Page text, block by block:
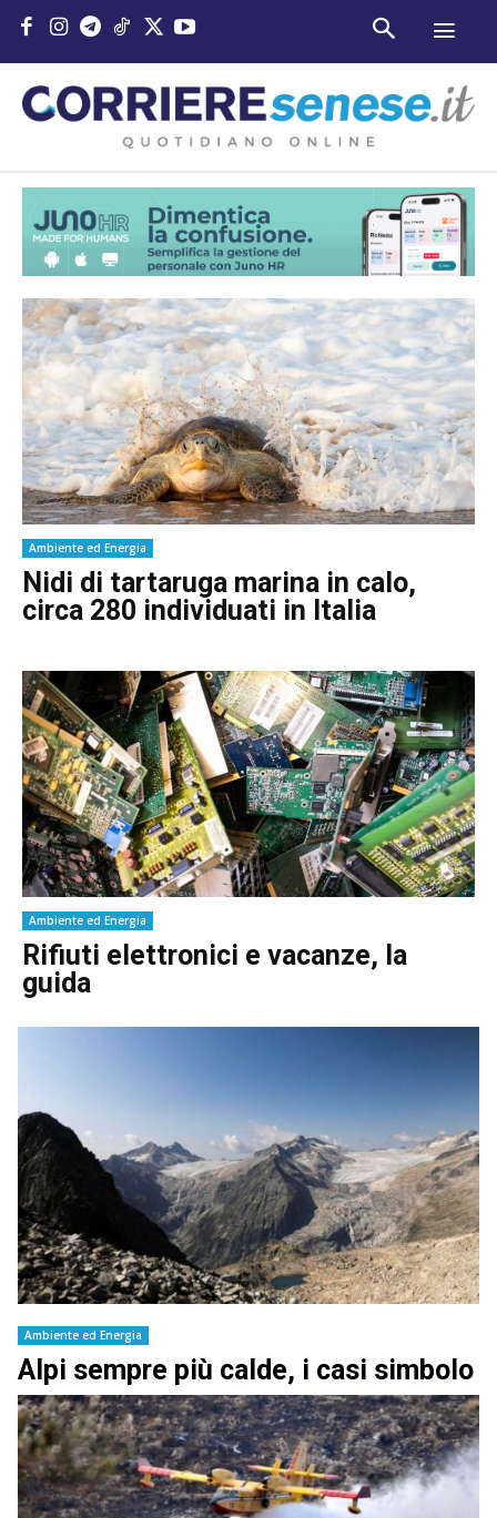
Ambiente ed Energia
Nidi di tartaruga marina in calo,
circa 280 individuati in Italia
Ambiente ed Energia
Rifiuti elettronici e vacanze, la
guida
Ambiente ed Energia
Alpi sempre più calde, i casi simbolo